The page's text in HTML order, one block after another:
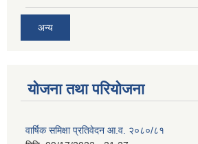
अन्य
योजना तथा परियोजना
वार्षिक समिक्षा प्रतिवेदन आ.व. २०८०/८१